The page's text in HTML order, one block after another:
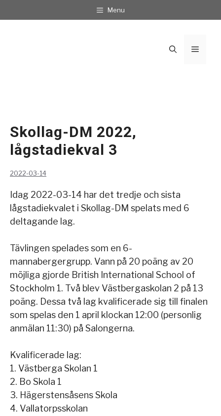
till
Menu
Meny
Skollag-DM 2022,
lågstadiekval 3
2022-03-14
Idag 2022-03-14 har det tredje och sista
lågstadiekvalet i Skollag-DM spelats med 6
deltagande lag.
Tävlingen spelades som en 6-
mannabergergrupp. Vann på 20 poäng av 20
möjliga gjorde British International School of
Stockholm 1. Två blev Västbergaskolan 2 på 13
poäng. Dessa två lag kvalificerade sig till finalen
som spelas den 1 april klockan 12:00 (personlig
anmälan 11:30) på Salongerna.
Kvalificerade lag:
1. Västberga Skolan 1
2. Bo Skola 1
3. Hägerstensåsens Skola
4. Vallatorpsskolan